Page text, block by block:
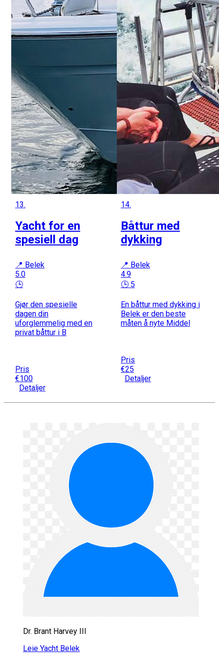
13.
Yacht for en
spesiell dag
📍 Belek
5.0
🕒
Gjør den spesielle
dagen din
uforglemmelig med en
privat båttur i B
Pris
€100
Detaljer
14.
Båttur med
dykking
📍 Belek
4.9
🕒 5
En båttur med dykking i
Belek er den beste
måten å nyte Middel
Pris
€25
Detaljer
Dr. Brant Harvey III
Leie Yacht Belek